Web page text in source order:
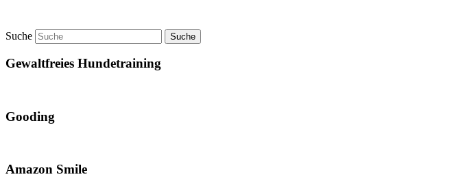
Suche
Gewaltfreies Hundetraining
Gooding
Amazon Smile